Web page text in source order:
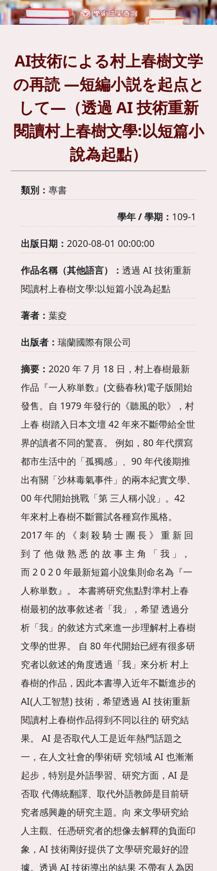
AI技術による村上春樹文学
の再読 ―短編小説を起点と
して―（透過 AI 技術重新
閱讀村上春樹文學:以短篇小
說為起點）
類別： 專書
學年 / 學期： 109-1
出版日期： 2020-08-01 00:00:00
作品名稱（其他語言）： 透過 AI 技術重新
閱讀村上春樹文學:以短篇小說為起點
著者： 葉夌
出版者： 瑞蘭國際有限公司
摘要： 2020 年 7 月 18 日，村上春樹最新
作品『一人称単数』(文藝春秋)電子版開始
發售。自 1979 年發行的《聽風的歌》，村
上春 樹踏入日本文壇 42 年來不斷帶給全世
界的讀者不同的驚喜。 例如，80 年代撰寫
都市生活中的「孤獨感」、90 年代後期推
出有關「沙林毒氣事件」的兩本紀實文學、
00 年代開始挑戰「第 三人稱小說」。42
年來村上春樹不斷嘗試各種寫作風格。
2017 年 的 《 刺 殺 騎 士 團 長 》 重 新 回
到 了 他 做 熟 悉 的 故 事 主 角 「 我 」，
而 2 0 2 0 年最新短篇小說集則命名為『一
人称単数』。 本書將研究焦點對準村上春
樹最初的故事敘述者「我」，希望 透過分
析「我」的敘述方式來進一步理解村上春樹
文學的世界。 自 80 年代開始已經有很多研
究者以敘述的角度透過「我」來分析 村上
春樹的作品，因此本書導入近年不斷進步的
AI(人工智慧) 技術，希望透過 AI 技術重新
閱讀村上春樹作品得到不同以往的 研究結
果。 AI 是否取代人工是近年熱門話題之
一，在人文社會的學術研 究領域 AI 也漸漸
起步，特別是外語學習、研究方面，AI 是
否取 代傳統翻譯、取代外語教師是目前研
究者感興趣的研究主題。向 來文學研究給
人主觀、任憑研究者的想像去解釋的負面印
象，AI 技術剛好提供了文學研究最好的證
據。透過 AI 技術導出的結果 不帶有人為因